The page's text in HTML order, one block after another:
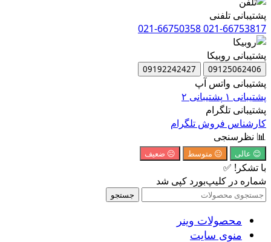
پشتیبانی تلفنی
021-66753817
021-66750358
پشتیبانی روبیکا
09125062406
09192242427
پشتیبانی واتس آپ
پشتیبانی ۱
پشتیبانی ۲
پشتیبانی تلگرام
کارشناس فروش تلگرام
📊 نظرسنجی
😊 عالی 😐 متوسط ☹️ ضعیف
با تشکر! ✅
شماره در کلیپ‌بورد کپی شد
جستجو
محصولات وینر
منوی سایت